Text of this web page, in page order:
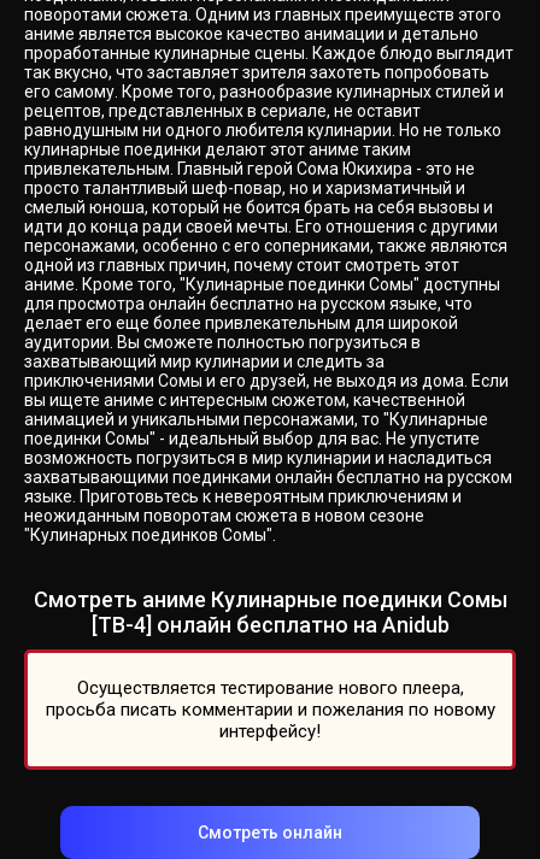
поворотами сюжета. Одним из главных преимуществ этого
аниме является высокое качество анимации и детально
проработанные кулинарные сцены. Каждое блюдо выглядит
так вкусно, что заставляет зрителя захотеть попробовать
его самому. Кроме того, разнообразие кулинарных стилей и
рецептов, представленных в сериале, не оставит
равнодушным ни одного любителя кулинарии. Но не только
кулинарные поединки делают этот аниме таким
привлекательным. Главный герой Сома Юкихира - это не
просто талантливый шеф-повар, но и харизматичный и
смелый юноша, который не боится брать на себя вызовы и
идти до конца ради своей мечты. Его отношения с другими
персонажами, особенно с его соперниками, также являются
одной из главных причин, почему стоит смотреть этот
аниме. Кроме того, "Кулинарные поединки Сомы" доступны
для просмотра онлайн бесплатно на русском языке, что
делает его еще более привлекательным для широкой
аудитории. Вы сможете полностью погрузиться в
захватывающий мир кулинарии и следить за
приключениями Сомы и его друзей, не выходя из дома. Если
вы ищете аниме с интересным сюжетом, качественной
анимацией и уникальными персонажами, то "Кулинарные
поединки Сомы" - идеальный выбор для вас. Не упустите
возможность погрузиться в мир кулинарии и насладиться
захватывающими поединками онлайн бесплатно на русском
языке. Приготовьтесь к невероятным приключениям и
неожиданным поворотам сюжета в новом сезоне
"Кулинарных поединков Сомы".
Смотреть аниме Кулинарные поединки Сомы
[ТВ-4] онлайн бесплатно на Anidub
Осуществляется тестирование нового плеера,
просьба писать комментарии и пожелания по новому
интерфейсу!
Смотреть онлайн